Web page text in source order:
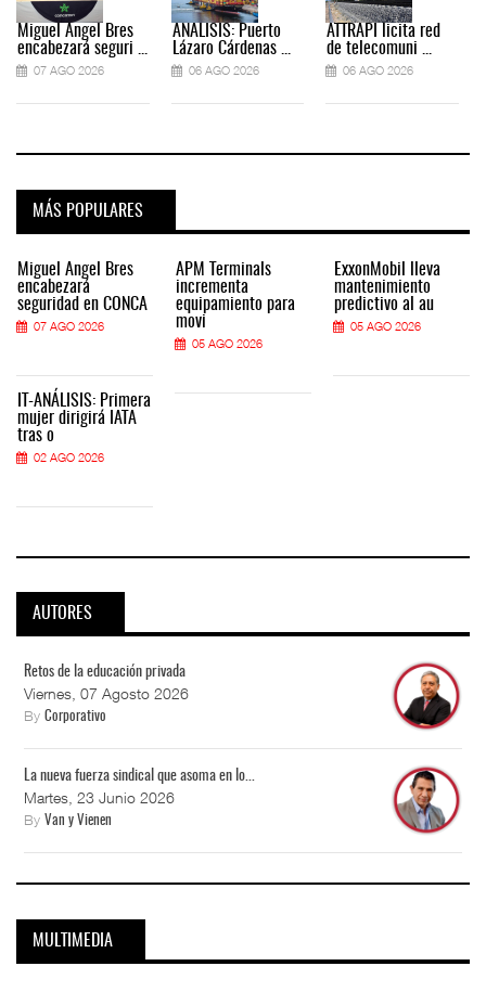
Miguel Ángel Bres
encabezará seguri ...
07 AGO 2026
ANÁLISIS: Puerto
Lázaro Cárdenas ...
06 AGO 2026
ATTRAPI licita red
de telecomuni ...
06 AGO 2026
MÁS POPULARES
Miguel Ángel Bres
encabezará
seguridad en CONCA
07 AGO 2026
IT-ANÁLISIS: Primera
mujer dirigirá IATA
tras o
02 AGO 2026
APM Terminals
incrementa
equipamiento para
movi
05 AGO 2026
ExxonMobil lleva
mantenimiento
predictivo al au
05 AGO 2026
AUTORES
Retos de la educación privada
Viernes, 07 Agosto 2026
By Corporativo
La nueva fuerza sindical que asoma en lo...
Martes, 23 Junio 2026
By Van y Vienen
MULTIMEDIA